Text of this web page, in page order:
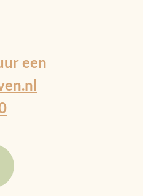
een